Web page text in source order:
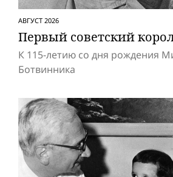
АВГУСТ 2026
Первый советский
К 115-летию со дня рождения
Ботвинника